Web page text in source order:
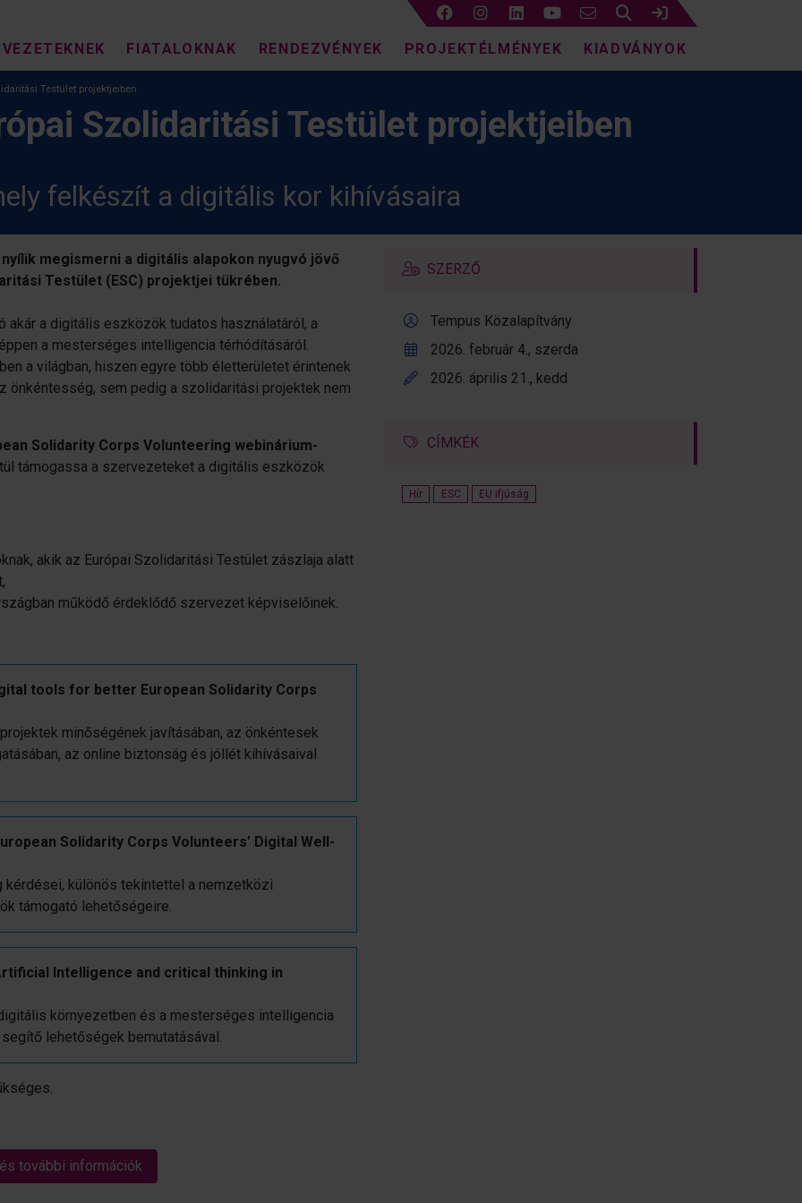
KeresésBejelentkezés
FIATALOKNAK RENDEZVÉNYEK PROJEKTÉLMÉNYEK KIADVÁNYOK
Testület projektjeiben
Szolidaritási Testület projektjeiben
felkészít a digitális kor kihívásaira
megismerni a digitális alapokon nyugvó jövő
Testület (ESC) projektjei tükrében.
akár a digitális eszközök tudatos használatáról, a
a mesterséges intelligencia térhódításáról.
a világban, hiszen egyre több életterületet érintenek
önkéntesség, sem pedig a szolidaritási projektek nem
Solidarity Corps Volunteering webinárium-
támogassa a szervezeteket a digitális eszközök
akik az Európai Szolidaritási Testület zászlaja alatt
működő érdeklődő szervezet képviselőinek.
tools for better European Solidarity Corps
minőségének javításában, az önkéntesek
az online biztonság és jóllét kihívásaival
Solidarity Corps Volunteers’ Digital Well-
kérdései, különös tekintettel a nemzetközi
támogató lehetőségeire.
Intelligence and critical thinking in
környezetben és a mesterséges intelligencia
segítő lehetőségek bemutatásával.
további információk
SZERZŐ
Tempus Közalapítvány
2026. február 4., szerda
2026. április 21., kedd
CÍMKÉK
Hír ESC EU ifjúság